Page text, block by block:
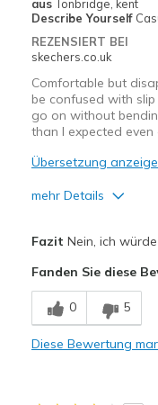
aus Tonbridge, kent
Describe Yourself
REZENSIERT BEI
skechers.co.uk
Comfortable but
be confused with
go on without
than I expected
Übersetzung
mehr Details
Nachteile
Need Break In
Fazit Nein, ich
Fanden Sie diese
0 5
Diese Bewertung